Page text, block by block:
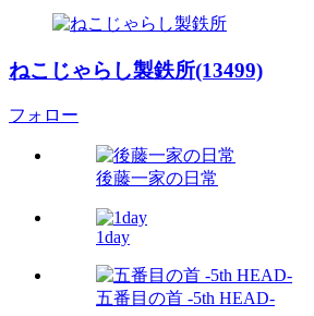
ねこじゃらし製鉄所(13499)
フォロー
後藤一家の日常
1day
五番目の首 -5th HEAD-